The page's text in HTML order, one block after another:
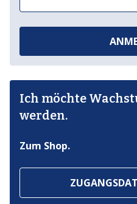
Ich möchte
werden.
Zum Shop.